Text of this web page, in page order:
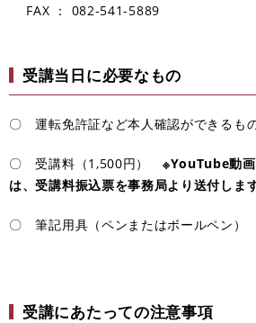
​ FAX ： 082-541-5889
受講当日に必要なもの
〇 運転免許証など本人確認ができるも
〇 受講料（1,500円） ※YouTube動
は、受講料振込票を事務局より送付します
〇 筆記用具（ペンまたはボールペン）
受講にあたっての注意事項